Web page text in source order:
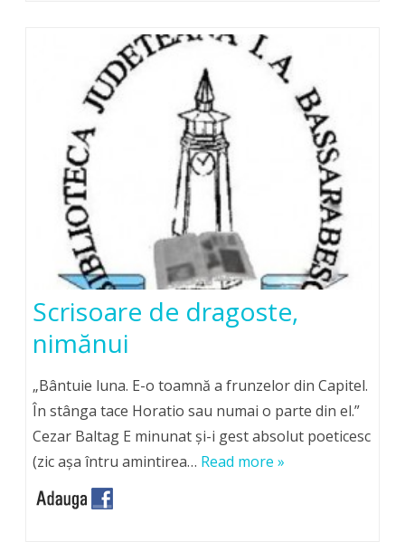
Scrisoare de dragoste,
nimănui
„Bântuie luna. E-o toamnă a frunzelor din Capitel.
În stânga tace Horatio sau numai o parte din el.”
Cezar Baltag E minunat şi-i gest absolut poeticesc
(zic aşa întru amintirea… Read more »